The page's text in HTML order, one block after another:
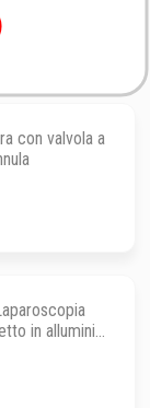
con valvola a
in alluminio